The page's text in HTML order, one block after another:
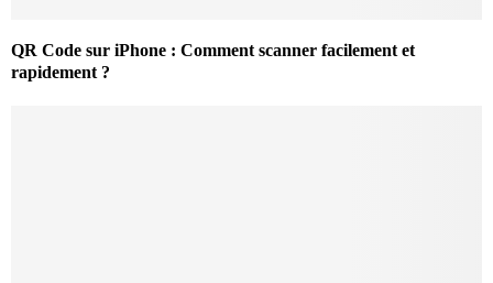
QR Code sur iPhone : Comment scanner facilement et
rapidement ?